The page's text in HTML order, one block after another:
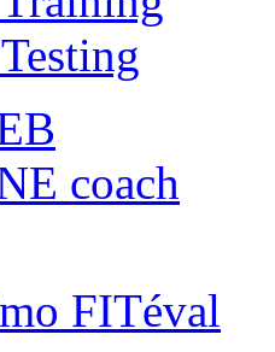
coach
FITéval